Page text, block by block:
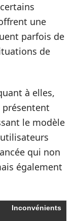
une
parfois de
de
à elles,
le modèle
qui non
également
Inconvénients